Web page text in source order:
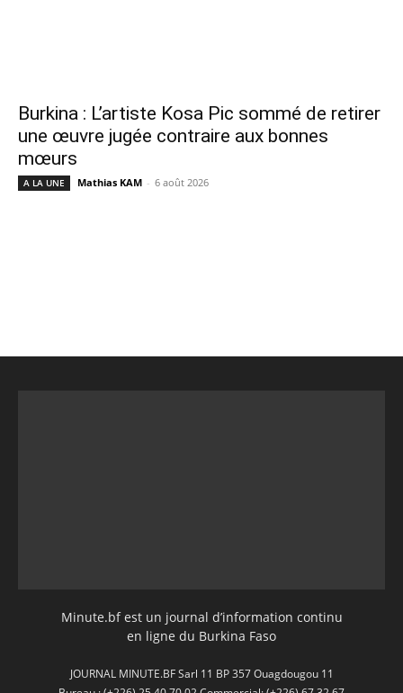
Burkina : L’artiste Kosa Pic sommé de retirer
une œuvre jugée contraire aux bonnes
mœurs
A LA UNE Mathias KAM - 6 août 2026
Minute.bf est un journal d’information continu
en ligne du Burkina Faso
JOURNAL MINUTE.BF Sarl 11 BP 357 Ouagdougou 11